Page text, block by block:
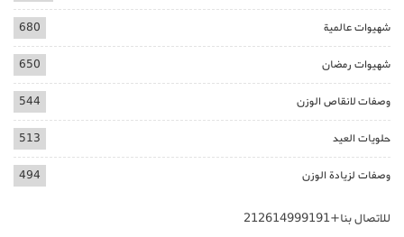
شهيوات عالمية 680
شهيوات رمضان 650
وصفات لانقاص الوزن 544
حلويات العيد 513
وصفات لزيادة الوزن 494
للاتصال بنا+212614999191